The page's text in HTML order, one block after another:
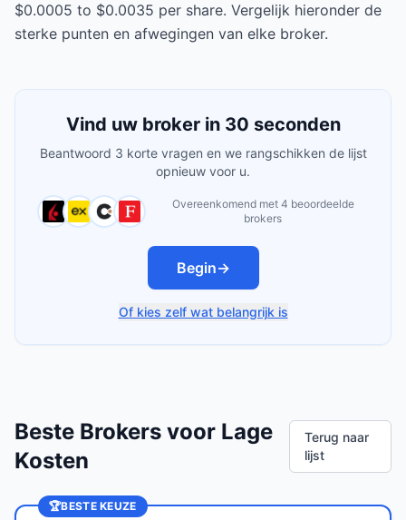
$0.0005 to $0.0035 per share. Vergelijk hieronder de
sterke punten en afwegingen van elke broker.
Vind uw broker in 30 seconden
Beantwoord 3 korte vragen en we rangschikken de lijst
opnieuw voor u.
Overeenkomend met 4 beoordeelde
brokers
Begin→
Of kies zelf wat belangrijk is
Beste Brokers voor Lage
Kosten
Terug naar
lijst
🏆BESTE KEUZE